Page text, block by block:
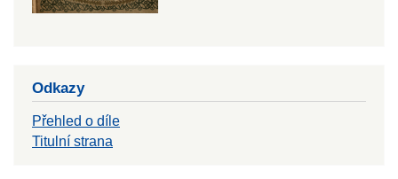
Odkazy
Přehled o díle
Titulní strana